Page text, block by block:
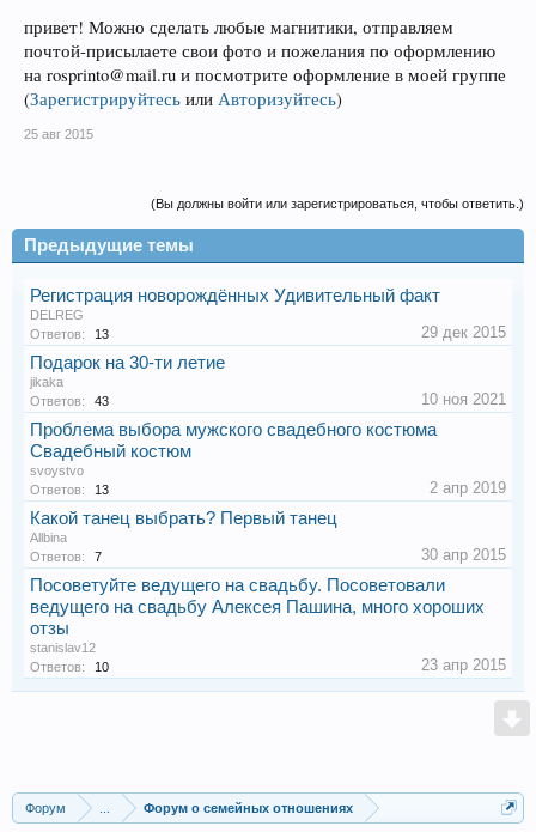
привет! Можно сделать любые магнитики, отправляем
почтой-присылаете свои фото и пожелания по оформлению
на rosprinto@mail.ru и посмотрите оформление в моей группе
(Зарегистрируйтесь или Авторизуйтесь)
25 авг 2015
(Вы должны войти или зарегистрироваться, чтобы ответить.)
Предыдущие темы
Регистрация новорождённых Удивительный факт
DELREG
Ответов:
13 29 дек 2015
Подарок на 30-ти летие
jikaka
Ответов:
43 10 ноя 2021
Проблема выбора мужского свадебного костюма
Свадебный костюм
svoystvo
Ответов:
13 2 апр 2019
Какой танец выбрать? Первый танец
Allbina
Ответов:
7 30 апр 2015
Посоветуйте ведущего на свадьбу. Посоветовали
ведущего на свадьбу Алексея Пашина, много хороших
отзы
stanislav12
Ответов:
10 23 апр 2015
Форум Форум о семейных отношениях